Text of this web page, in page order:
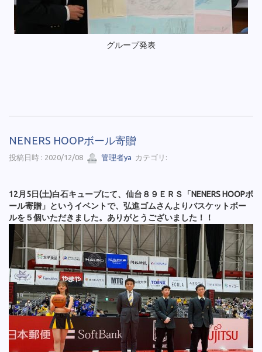
グループ発表
NENERS HOOPボール寄贈
投稿日時 : 2020/12/08 管理者ya カテゴリ:
12月5日(土)白石キューブにて、仙台８９ＥＲＳ「NENERS HOOPボ
ール寄贈」というイベントで、弘進ゴムさんよりバスケットボー
ルを５個いただきました。ありがとうございました！！